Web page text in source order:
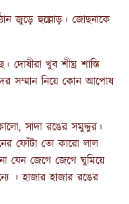
জুড়ে হুল্লোড়। জোছনাকে
খুব শীঘ্র শাস্তি
সম্মান নিয়ে কোন আপোষ
সাদা রঙের সমুদ্দুর।
ফোঁটা তো কারো লাল
যেন জেগে জেগে ঘুমিয়ে
। হাজার হাজার রঙের